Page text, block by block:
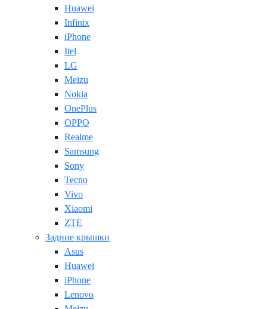
Huawei
Infinix
iPhone
Itel
LG
Meizu
Nokia
OnePlus
OPPO
Realme
Samsung
Sony
Tecno
Vivo
Xiaomi
ZTE
Задние крышки
Asus
Huawei
iPhone
Lenovo